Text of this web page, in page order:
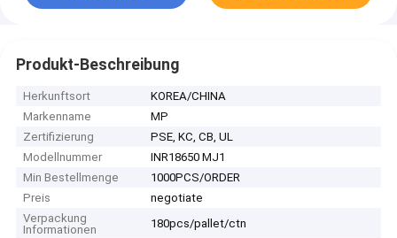
Produkt-Beschreibung
Herkunftsort
KOREA/CHINA
Markenname
MP
Zertifizierung
PSE, KC, CB, UL
Modellnummer
INR18650 MJ1
Min Bestellmenge
1000PCS/ORDER
Preis
negotiate
Verpackung
Informationen
180pcs/pallet/ctn